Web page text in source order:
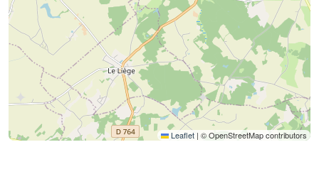
Leaflet | © OpenStreetMap contributors